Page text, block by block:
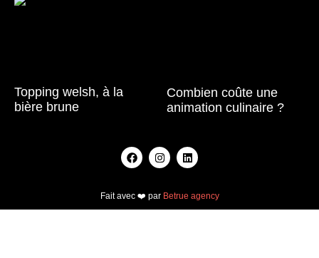
Topping welsh, à la
bière brune
Combien coûte une
animation culinaire ?
Fait avec ❤️ par Betrue agency